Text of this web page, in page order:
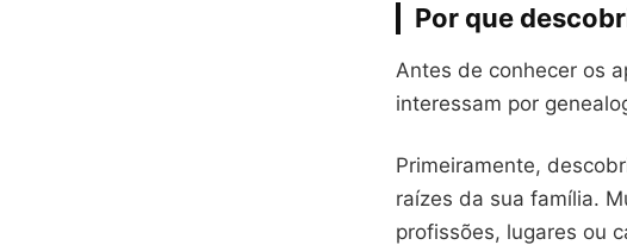
Por que
Antes de conhecer os
interessam por
Primeiramente,
raízes da sua família.
profissões, lugares ou